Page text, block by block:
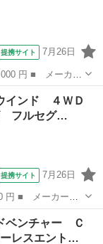
提携サイト 7月26日
名： ＸＧ １０
４ＷＤ ■ 排気
インド ４ＷＤ
フルセグ…
提携サイト 7月26日
： ワイルドウ
グ 純正合皮レ
ベンチャー Ｃ
レスエント…